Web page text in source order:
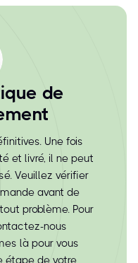
de
Une fois
et livré, il ne peut
Veuillez vérifier
avant de
problème. Pour
nous
là pour vous
étape de votre